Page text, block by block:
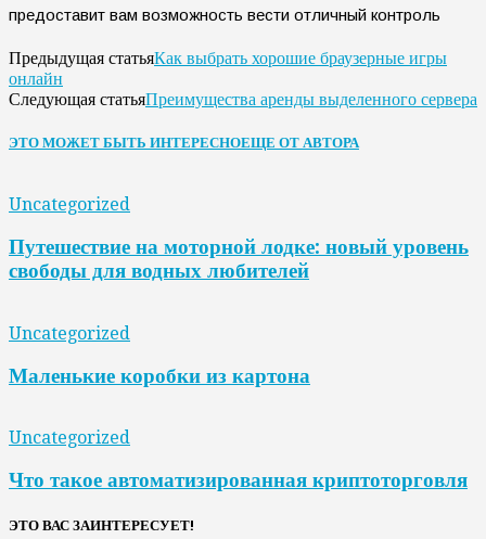
предоставит вам возможность вести отличный контроль
Предыдущая статьяКак выбрать хорошие браузерные игры
онлайн
Следующая статьяПреимущества аренды выделенного сервера
ЭТО МОЖЕТ БЫТЬ ИНТЕРЕСНОЕЩЕ ОТ АВТОРА
Uncategorized
Путешествие на моторной лодке: новый уровень
свободы для водных любителей
Uncategorized
Маленькие коробки из картона
Uncategorized
Что такое автоматизированная криптоторговля
ЭТО ВАС ЗАИНТЕРЕСУЕТ!